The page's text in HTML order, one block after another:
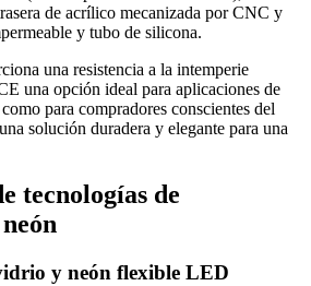
de acrílico mecanizada por CNC y
y tubo de silicona.
una resistencia a la intemperie
una opción ideal para aplicaciones de
para compradores conscientes del
solución duradera y elegante para una
tecnologías de
y neón flexible LED